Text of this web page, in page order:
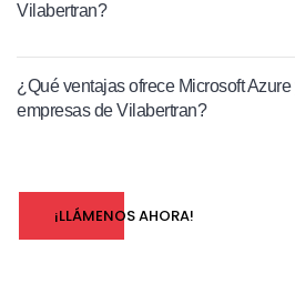
Vilabertran?
¿Qué ventajas ofrece Microsoft
empresas de Vilabertran?
¡LLÁMENOS AHORA!